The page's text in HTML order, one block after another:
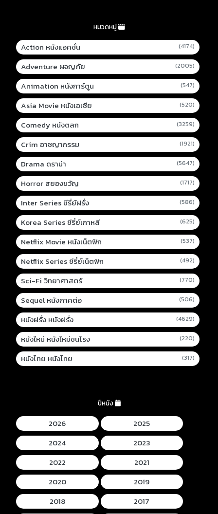
หมวดหมู่
Action หนังแอคชั่น (4174)
Adventure ผจญภัย (2005)
Animation หนังการ์ตูน (547)
Asia Movie หนังเอเชีย (520)
Comedy หนังตลก (3259)
Crim อาชญากรรม (1921)
Drama ดราม่า (5647)
Horror สยองขวัญ (1717)
Inter Series ซีรี่ย์ฝรั่ง (586)
Korea Series ซีรี่ย์เกาหลี (625)
Netflix Movie หนังเน็ตฟิก (537)
Netflix Series ซีรี่ย์เน็ตฟิก (492)
Sci-Fi วิทยาศาสตร์ (770)
Sequel หนังภาคต่อ (506)
หนังฝรั่ง หนังฝรั่ง (4629)
หนังใหม่ หนังใหม่ชนโรง (220)
หนังไทย หนังไทย (317)
ปีหนัง
2026
2025
2024
2023
2022
2021
2020
2019
2018
2017